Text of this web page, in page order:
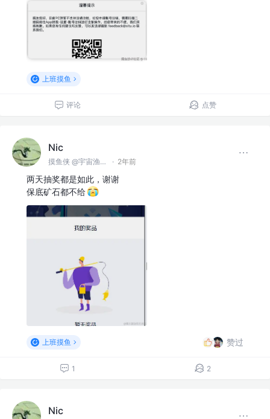
上班摸鱼
评论 点赞
Nic
摸鱼侠 @宇宙渔业无限公司 · 2年前
两天抽奖都是如此，谢谢
保底矿石都不给
上班摸鱼 赞过
1 2
Nic